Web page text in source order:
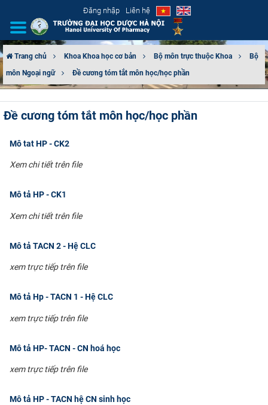
Đăng nhập Liên hệ
GIỚI THIỆU
CƠ CẤU TỔ CHỨC
TUYỂN SINH
ĐÀO TẠO
ĐẢM BẢO CHẤT LƯỢNG
Trang chủ Khoa Khoa học cơ bản Bộ môn trực thuộc Khoa
Bộ
môn Ngoại ngữ
Đề cương tóm tắt môn học/học phần
Đề cương tóm tắt môn học/học phần
Mô tat HP - CK2
Xem chi tiết trên file
Mô tả HP - CK1
Xem chi tiết trên file
Mô tả TACN 2 - Hệ CLC
xem trực tiếp trên file
Mô tả Hp - TACN 1 - Hệ CLC
xem trực tiếp trên file
Mô tả HP- TACN - CN hoá học
xem trực tiếp trên file
Mô tả HP - TACN hệ CN sinh học